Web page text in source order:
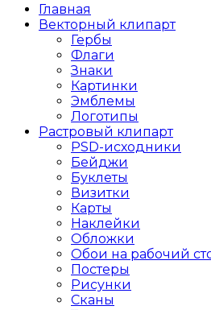
Главная
Векторный клипарт
Гербы
Флаги
Знаки
Картинки
Эмблемы
Логотипы
Растровый клипарт
PSD-исходники
Бейджи
Буклеты
Визитки
Карты
Наклейки
Обложки
Обои на рабочий
Постеры
Рисунки
Сканы